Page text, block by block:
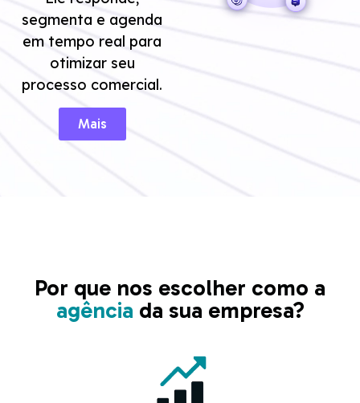
segmenta e agenda
em tempo real para
otimizar seu
processo comercial.
Mais
Por que nos escolher como a
agência da sua empresa?